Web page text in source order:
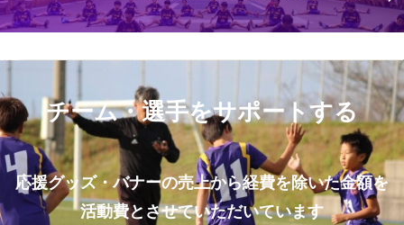
チーム・選手をサポートする
応援グッズ・バナーの売上から経費を除いた金額を
活動費とさせていただいています